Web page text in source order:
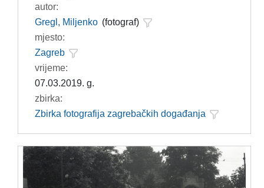
autor:
Gregl, Miljenko (fotograf)
mjesto:
Zagreb
vrijeme:
07.03.2019. g.
zbirka:
Zbirka fotografija zagrebačkih događanja